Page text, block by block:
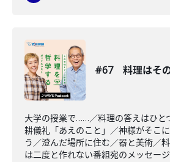
#67 料理はそ
大学の授業で……／料理の答えはひと
耕儀礼「あえのこと」／神様がそこ
う／澄んだ場所に住む／器と美術／
は二度と作れない番組宛のメッセー